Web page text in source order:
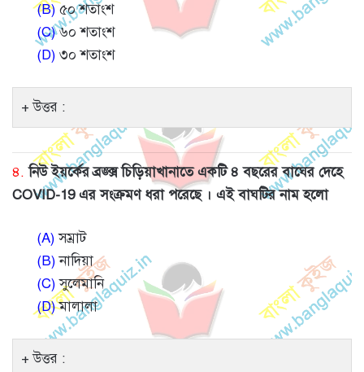
(B) ৫০ শতাংশ
(C)৬০ শতাংশ
(D) ৩০ শতাংশ
উত্তর :
৪. নিউ ইয়র্কের ব্রঙ্ক্স চিড়িয়াখানাতে একটি ৪ বছরের বাঘের দেহে
COVID-19 এর সংক্রমণ ধরা পরেছে । এই বাঘটির নাম হলো
(A)সম্রাট
(B)নাদিয়া
(C)সুলেমানি
(D)মালালা
উত্তর :